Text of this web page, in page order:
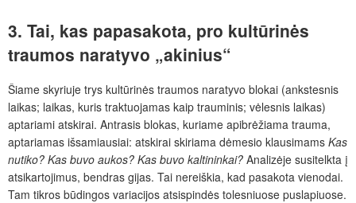
3. Tai, kas papasakota, pro kultūrinės
traumos naratyvo „akinius“
Šiame skyriuje trys kultūrinės traumos naratyvo blokai (ankstesnis
laikas; laikas, kuris traktuojamas kaip trauminis; vėlesnis laikas)
aptariami atskirai. Antrasis blokas, kuriame apibrėžiama trauma,
aptariamas išsamiausiai: atskirai skiriama dėmesio klausimams Kas
nutiko? Kas buvo aukos? Kas buvo kaltininkai? Analizėje susitelkta į
atsikartojimus, bendras gijas. Tai nereiškia, kad pasakota vienodai.
Tam tikros būdingos variacijos atsispindės tolesniuose puslapiuose.